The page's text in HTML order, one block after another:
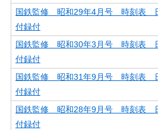
国鉄監修 昭和29年4月号 時刻表
付録付
国鉄監修 昭和30年3月号 時刻表
付録付
国鉄監修 昭和31年9月号 時刻表
付録付
国鉄監修 昭和28年9月号 時刻表
付録付